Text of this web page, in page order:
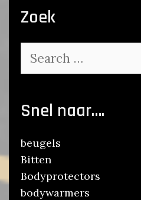
Zoek
for:
Snel naar….
beugels
Bitten
Bodyprotectors
bodywarmers